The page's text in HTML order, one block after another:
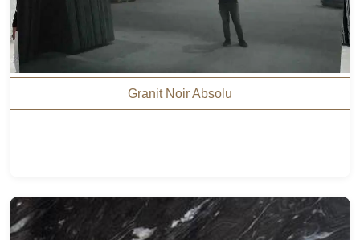
Granit Noir Absolu